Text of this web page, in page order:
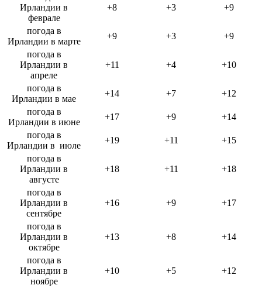
Ирландии в
феврале
+8 +3 +9
погода в
Ирландии в марте
+9 +3
+9
погода в
Ирландии в
апреле
+11 +4 +10
погода в
Ирландии в мае
+14 +7
+12
погода в
Ирландии в июне
+17 +9
+14
погода в
Ирландии в июле
+19 +11
+15
погода в
Ирландии в
августе
+18 +11 +18
погода в
Ирландии в
сентябре
+16 +9 +17
погода в
Ирландии в
октябре
+13 +8 +14
погода в
Ирландии в
ноябре
+10 +5 +12